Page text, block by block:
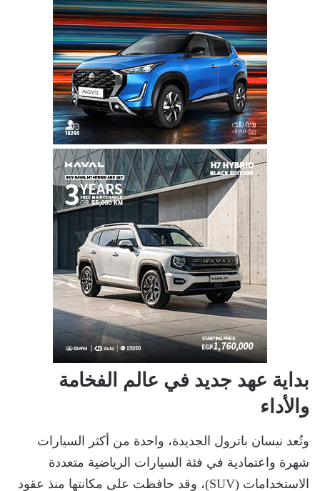
بداية عهد جديد في عالم الفخامة
والأداء
وتُعد نيسان باترول الجديدة، واحدة من أكثر السيارات
شهرة واعتمادية في فئة السيارات الرياضية متعددة
الاستخدامات (SUV)، وقد حافظت على مكانتها منذ عقود